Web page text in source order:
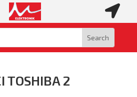

TOSHIBA 2